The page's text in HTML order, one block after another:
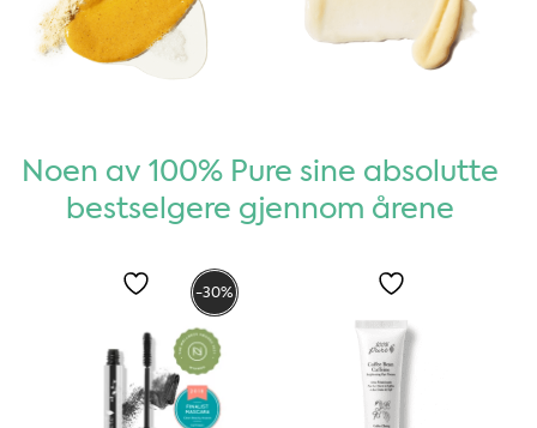
Noen av 100% Pure sine absolutte
bestselgere gjennom årene
-30%